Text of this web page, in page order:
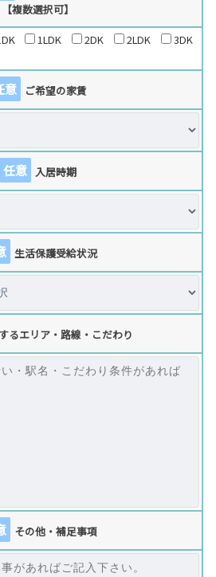
【複数選択可】
1LDK 2DK 2LDK
3DK
意 ご希望の家賃
任意 入居時期
生活保護受給状況
るエリア・路線・こだわり
その他・補足事項